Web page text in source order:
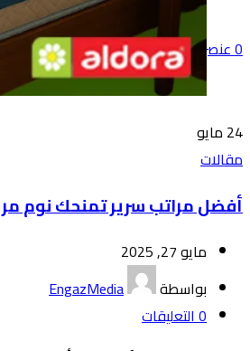
0عنصر0 جنية
24 مايو
مقالات
أفضل مراتب سرير تمنحك نوم
مايو 27, 2025
بواسطة
EngazMedia
0التعليقات